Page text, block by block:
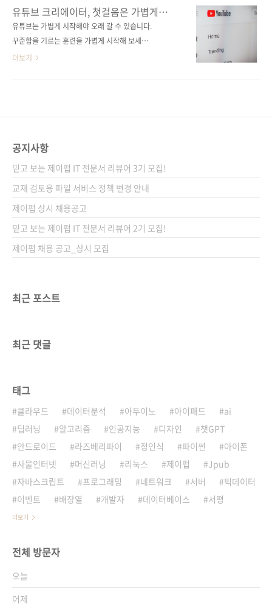
도 않고, 소란스럽지도 않게. 발을 디딜 때마다
조심스럽게 무게를 나누며, 미끄러지지 않도록
균형을 잡아가면서요. 지금의 경제 상황을 보며
그 장면이 자꾸 ..
히 성장하는 콘텐츠를 찾는 방법, 영상 촬영 방식
및 촬영 장비 추천은 물론 초보 크리에이터라면
어렵게 느껴지는 알고리즘과 검색 엔진 최적화
즈니스를 브랜딩하여 수익을 창출하는 프로세스
와 최신 유튜브 트렌드인 쇼츠 운영도 소개한다.
사] [인터..
유튜브 크리에이터, 첫걸음은 가볍게
내딛자
유튜브는 가볍게 시작해야 오래 갈 수 있습니다.
꾸준함을 기르는 훈련을 가볍게 시작해 보세요.
직장인 N잡 시대의 대표 부업, 유튜브 크리에이
도 불구하고 아직도 유튜브를 시작하는 사람들
있는 시대가 되었기 때문에, 이제 유튜브에 대한
사람들의 관점이 바뀌었습니다. 유튜브는 잘 알
다시피 끊임없이 영상을 제작해야 지속할 수 있
습니다. 다른 SNS와 비교하면 솔직히 지속하기
어려운 플랫폼이죠. 이 책의 저자 유튜브신쌤은
평범한 직장인..
더보기
공지사항
믿고 보는 제이펍 IT 전문서 리뷰어 3기 모집!
교재 검토용 파일 서비스 정책 변경 안내
제이펍 상시 채용공고
믿고 보는 제이펍 IT 전문서 리뷰어 2기 모집!
제이펍 채용 공고_상시 모집
최근 포스트
최근 댓글
태그
클라우드 데이터분석 아두이노 아이패드
ai
딥러닝
알고리즘 인공지능 디자인
챗GPT
안드로이드
라즈베리파이 정인식 파이썬
아이폰
사물인터넷
머신러닝 리눅스 제이펍
Jpub
자바스크립트
프로그래밍 네트워크 서버
빅데이터
이벤트
배장열 개발자 데이터베이스 서평
더보기
전체 방문자
오늘
어제